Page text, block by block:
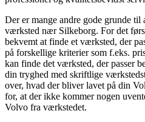
Der er mange andre gode grunde
værksted nær Silkeborg. For det
bekvemt at finde et værksted, der
på forskellige kriterier som f.eks.
kan finde det værksted, der passer
din tryghed med skriftlige
over, hvad der bliver lavet på din
for, at der ikke kommer nogen
Volvo fra værkstedet.